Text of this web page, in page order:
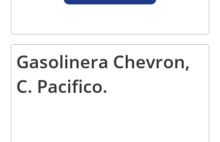
Gasolinera Chevron,
C. Pacifico.